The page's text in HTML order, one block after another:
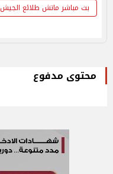
بث مباشر ماتش طلائع الجيش
محتوى مدفوع